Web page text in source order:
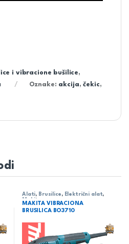
i vibracione bušilice,
Oznake: akcija,čekic,
Alati, Brusilice , Električni alat,
Makita
MAKITA VIBRACIONA
BRUSILICA BO3710